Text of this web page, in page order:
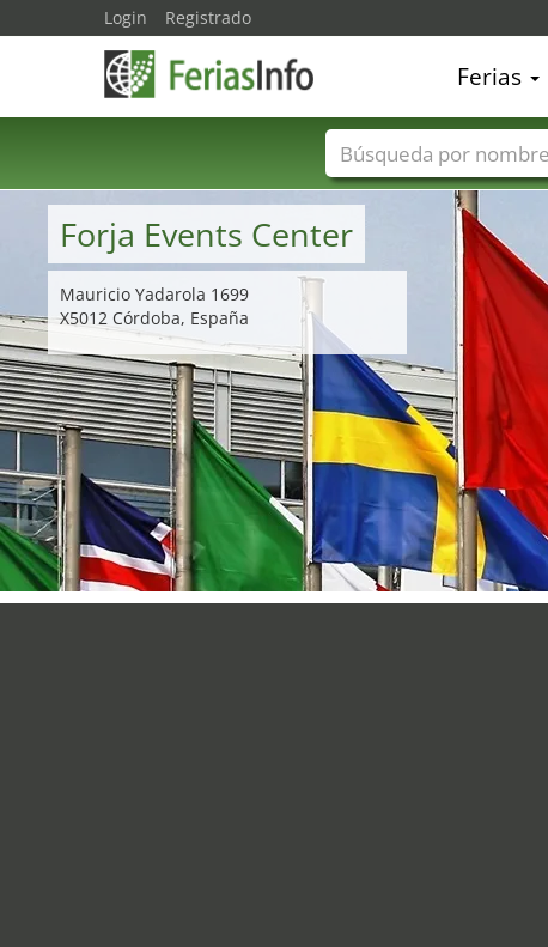
Forja Events Center
Mauricio Yadarola 1699
X5012 Córdoba, España
Login Registrado
Ferias
Nombres de ferias